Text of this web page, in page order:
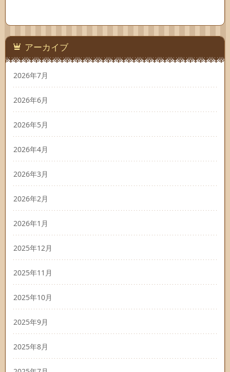
アーカイブ
2026年7月
2026年6月
2026年5月
2026年4月
2026年3月
2026年2月
2026年1月
2025年12月
2025年11月
2025年10月
2025年9月
2025年8月